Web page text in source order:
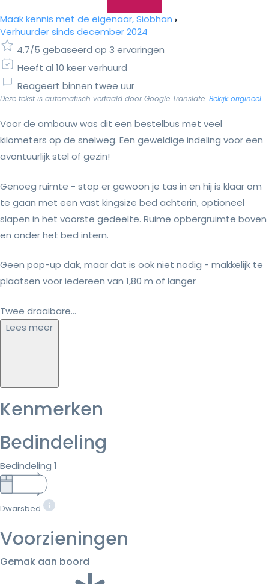
Maak kennis met de eigenaar, Siobhan
Verhuurder sinds december 2024
4.7/5 gebaseerd op 3 ervaringen
Heeft al 10 keer verhuurd
Reageert binnen twee uur
Deze tekst is automatisch vertaald door Google Translate. Bekijk origineel
Voor de ombouw was dit een bestelbus met veel
kilometers op de snelweg. Een geweldige indeling voor een
avontuurlijk stel of gezin!
Genoeg ruimte - stop er gewoon je tas in en hij is klaar om
te gaan met een vast kingsize bed achterin, optioneel
slapen in het voorste gedeelte. Ruime opbergruimte boven
en onder het bed intern.
Geen pop-up dak, maar dat is ook niet nodig - makkelijk te
plaatsen voor iedereen van 1,80 m of langer
Twee draaibare...
Lees meer
Kenmerken
Bedindeling
Bedindeling 1
Dwarsbed
Voorzieningen
Gemak aan boord